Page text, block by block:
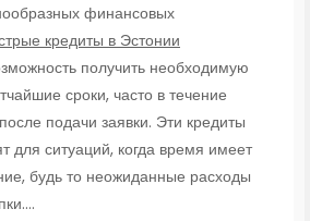
финансовых
кредиты в Эстонии
получить необходимую
сроки, часто в течение
подачи заявки. Эти кредиты
для ситуаций, когда время имеет
будь то неожиданные расходы